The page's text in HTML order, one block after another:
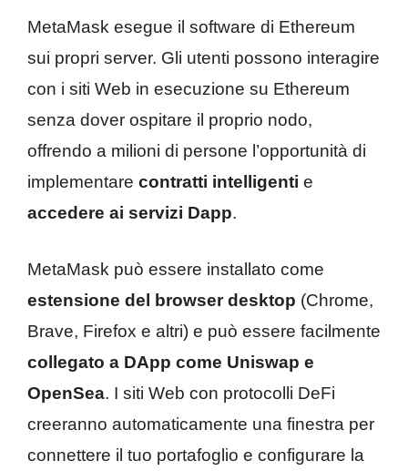
MetaMask esegue il software di Ethereum
sui propri server. Gli utenti possono interagire
con i siti Web in esecuzione su Ethereum
senza dover ospitare il proprio nodo,
offrendo a milioni di persone l’opportunità di
implementare contratti intelligenti e
accedere ai servizi Dapp.
MetaMask può essere installato come
estensione del browser desktop (Chrome,
Brave, Firefox e altri) e può essere facilmente
collegato a DApp come Uniswap e
OpenSea. I siti Web con protocolli DeFi
creeranno automaticamente una finestra per
connettere il tuo portafoglio e configurare la